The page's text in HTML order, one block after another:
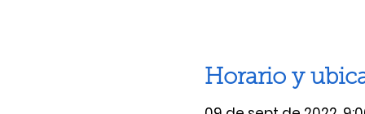
Horario y